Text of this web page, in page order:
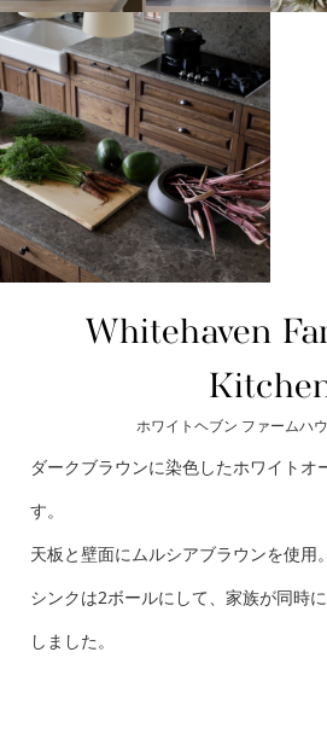
Whitehaven
ホワイトヘブン ファームハ
ダークブラウンに染色したホワイトオ
す。
天板と壁面にムルシアブラウンを使用。
シンクは2ボールにして、家族が同時
しました。